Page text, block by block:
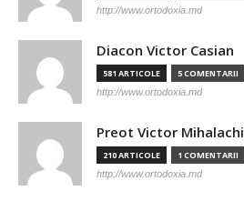
http://www.ortodoxia.md
Diacon Victor Casian
581 ARTICOLE 5 COMENTARII
http://www.ortodoxia.md
Preot Victor Mihalachi
210 ARTICOLE 1 COMENTARII
http://www.ortodoxia.md